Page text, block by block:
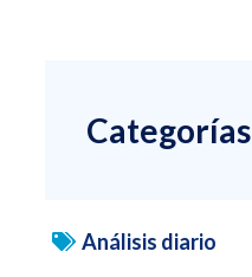
Categorías
Análisis diario